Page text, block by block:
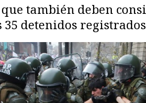
también deben
35 detenidos